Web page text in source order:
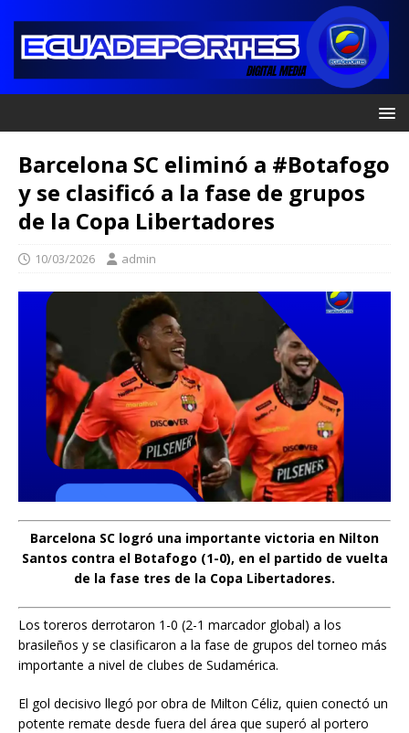
Barcelona SC eliminó a #Botafogo
y se clasificó a la fase de grupos
de la Copa Libertadores
10/03/2026 admin
Barcelona SC logró una importante victoria en Nilton
Santos contra el Botafogo (1-0), en el partido de vuelta
de la fase tres de la Copa Libertadores.
Los toreros derrotaron 1-0 (2-1 marcador global) a los
brasileños y se clasificaron a la fase de grupos del torneo más
importante a nivel de clubes de Sudamérica.
El gol decisivo llegó por obra de Milton Céliz, quien conectó un
potente remate desde fuera del área que superó al portero